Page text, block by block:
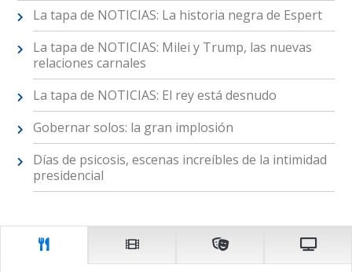
La tapa de NOTICIAS: La historia negra de Espert
La tapa de NOTICIAS: Milei y Trump, las nuevas
relaciones carnales
La tapa de NOTICIAS: El rey está desnudo
Gobernar solos: la gran implosión
Días de psicosis, escenas increíbles de la intimidad
presidencial